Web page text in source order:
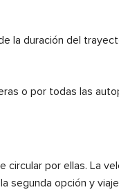
la duración del
o por todas las
circular por ellas. La
segunda opción y